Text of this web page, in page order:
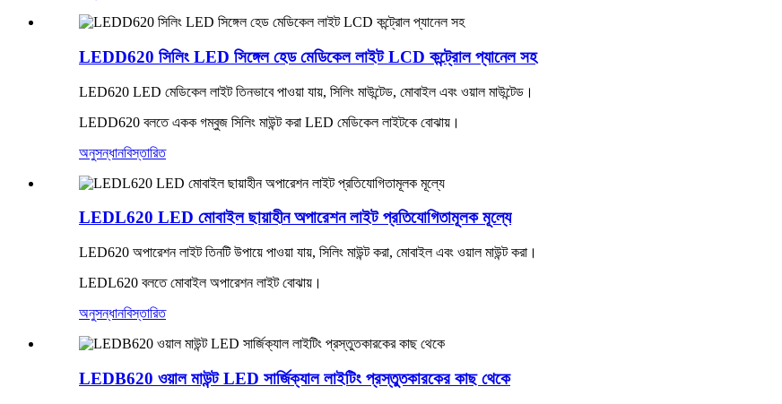
LEDD620 সিলিং LED সিঙ্গেল হেড মেডিকেল লাইট LCD কন্ট্রোল প্যানেল সহ
LED620 LED মেডিকেল লাইট তিনভাবে পাওয়া যায়, সিলিং মাউন্টেড, মোবাইল এবং ওয়াল মাউন্টেড।
LEDD620 বলতে একক গম্বুজ সিলিং মাউন্ট করা LED মেডিকেল লাইটকে বোঝায়।
অনুসন্ধানবিস্তারিত
LEDL620 LED মোবাইল ছায়াহীন অপারেশন লাইট প্রতিযোগিতামূলক মূল্যে
LED620 অপারেশন লাইট তিনটি উপায়ে পাওয়া যায়, সিলিং মাউন্ট করা, মোবাইল এবং ওয়াল মাউন্ট করা।
LEDL620 বলতে মোবাইল অপারেশন লাইট বোঝায়।
অনুসন্ধানবিস্তারিত
LEDB620 ওয়াল মাউন্ট LED সার্জিক্যাল লাইটিং প্রস্তুতকারকের কাছ থেকে